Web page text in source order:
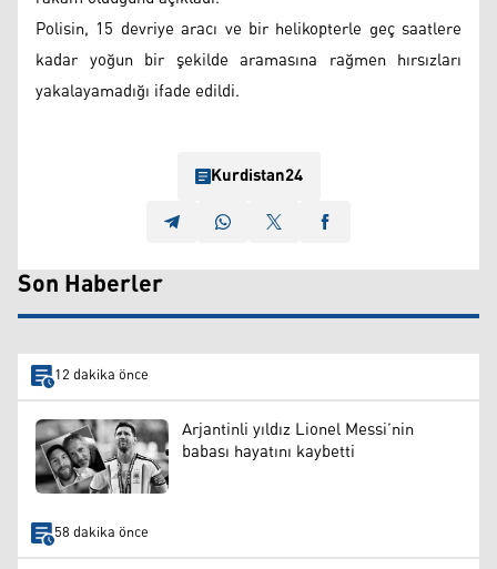
Polisin, 15 devriye aracı ve bir helikopterle geç saatlere
kadar yoğun bir şekilde aramasına rağmen hırsızları
yakalayamadığı ifade edildi.
Kurdistan24
Son Haberler
12 dakika önce
Arjantinli yıldız Lionel Messi’nin
babası hayatını kaybetti
58 dakika önce